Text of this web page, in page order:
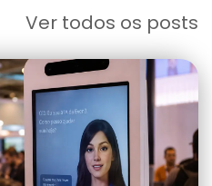
Ver todos os posts